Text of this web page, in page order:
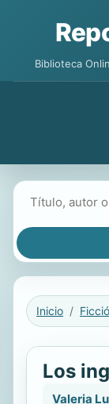
Biblioteca
Inicio
Los
Valeria